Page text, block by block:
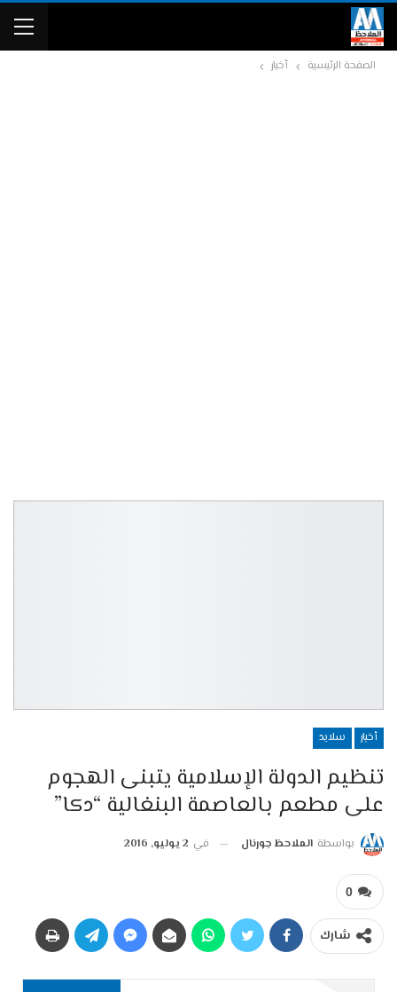
الصفحة الرئيسية أخبار
أخبار سلايد
تنظيم الدولة الإسلامية يتبنى الهجوم
على مطعم بالعاصمة البنغالية “دكا”
بواسطة الملاحظ جورنال في 2 يوليو, 2016
0
شارك